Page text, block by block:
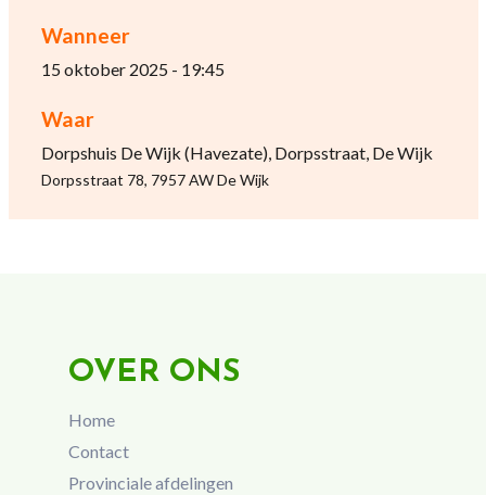
Wanneer
15 oktober 2025 - 19:45
Waar
Dorpshuis De Wijk (Havezate), Dorpsstraat, De Wijk
Dorpsstraat 78, 7957 AW De Wijk
OVER ONS
Home
Contact
Provinciale afdelingen